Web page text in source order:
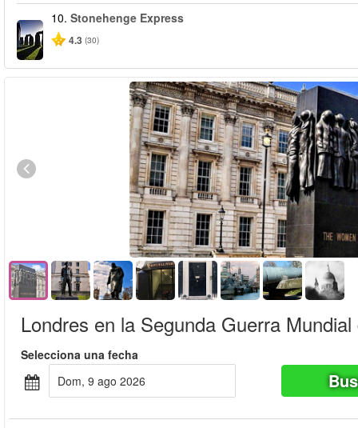
10. Stonehenge Express
4.3 (30)
Londres en la Segunda Guerra
Selecciona una fecha
dom, 9 ago 2026